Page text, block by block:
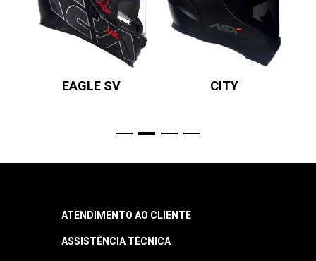
EAGLE SV CITY
ATENDIMENTO AO CLIENTE
Central de Atendimento
ASSISTÊNCIA TÉCNICA